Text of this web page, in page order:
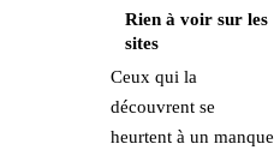
Rien à voir sur les
sites
Ceux qui la
découvrent se
heurtent à un manque